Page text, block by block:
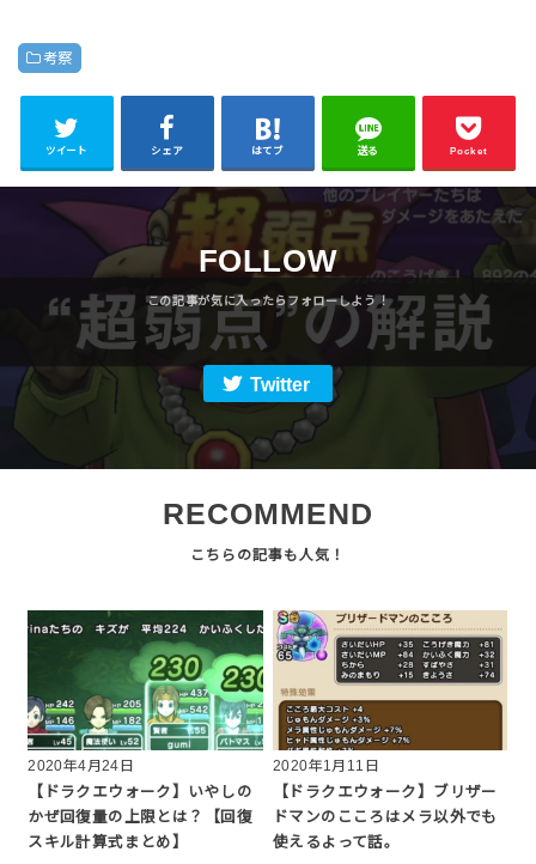
考察
ツイート シェア はてブ 送る Pocket
FOLLOW
Twitter
RECOMMEND
2020年4月24日
【ドラクエウォーク】いやしの
かぜ回復量の上限とは？【回復
スキル計算式まとめ】
2020年1月11日
【ドラクエウォーク】ブリザー
ドマンのこころはメラ以外でも
使えるよって話。